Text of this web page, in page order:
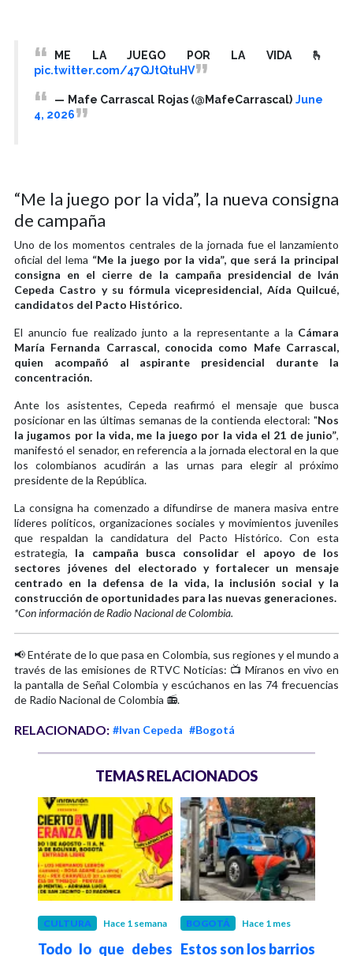
ME LA JUEGO POR LA VIDA 🫰
pic.twitter.com/47QJtQtuHV
— Mafe Carrascal Rojas (@MafeCarrascal) June
4, 2026
“Me la juego por la vida”, la nueva consigna
de campaña
Uno de los momentos centrales de la jornada fue el lanzamiento
oficial del lema “Me la juego por la vida”, que será la principal
consigna en el cierre de la campaña presidencial de Iván
Cepeda Castro y su fórmula vicepresidencial, Aída Quilcué,
candidatos del Pacto Histórico.
El anuncio fue realizado junto a la representante a la Cámara
María Fernanda Carrascal, conocida como Mafe Carrascal,
quien acompañó al aspirante presidencial durante la
concentración.
Ante los asistentes, Cepeda reafirmó el mensaje que busca
posicionar en las últimas semanas de la contienda electoral: "Nos
la jugamos por la vida, me la juego por la vida el 21 de junio”,
manifestó el senador, en referencia a la jornada electoral en la que
los colombianos acudirán a las urnas para elegir al próximo
presidente de la República.
La consigna ha comenzado a difundirse de manera masiva entre
líderes políticos, organizaciones sociales y movimientos juveniles
que respaldan la candidatura del Pacto Histórico. Con esta
estrategia, la campaña busca consolidar el apoyo de los
sectores jóvenes del electorado y fortalecer un mensaje
centrado en la defensa de la vida, la inclusión social y la
construcción de oportunidades para las nuevas generaciones.
*Con información de Radio Nacional de Colombia.
📢 Entérate de lo que pasa en Colombia, sus regiones y el mundo a
través de las emisiones de RTVC Noticias: 📺 Míranos en vivo en
la pantalla de Señal Colombia y escúchanos en las 74 frecuencias
de Radio Nacional de Colombia 📻.
RELACIONADO: #Ivan Cepeda #Bogotá
TEMAS RELACIONADOS
CULTURA Hace 1 semana
Todo lo que debes
BOGOTÁ Hace 1 mes
Estos son los barrios